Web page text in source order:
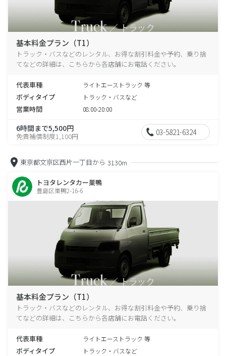
基本料金プラン（T1）
トラック・バスなどのレンタル、お得な割引料金や予約、乗り捨
てなどの詳細は、こちらから各店舗にお電話ください。
代表車種 ライトエーストラック 等
ボディタイプ トラック・バスなど
営業時間 08:00-20:00
6時間まで5,500円
免責補償制度1,100円 03-5821-6324
東京都文京区西片一丁目から 3130m
トヨタレンタカー巣鴨
豊島区巣鴨2-16-6
基本料金プラン（T1）
トラック・バスなどのレンタル、お得な割引料金や予約、乗り捨
てなどの詳細は、こちらから各店舗にお電話ください。
代表車種 ライトエーストラック 等
ボディタイプ トラック・バスなど